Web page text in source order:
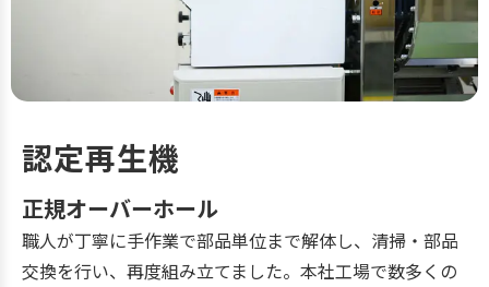
認定再生機
正規オーバーホール
職人が丁寧に手作業で部品単位まで解体し、清掃・部品
交換を行い、再度組み立てました。本社工場で数多くの